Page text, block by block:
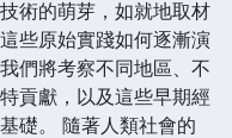
術的萌芽，如就地取材
些原始實踐如何逐漸演
們將考察不同地區、不
貢獻，以及這些早期經
礎。 隨著人類社會的